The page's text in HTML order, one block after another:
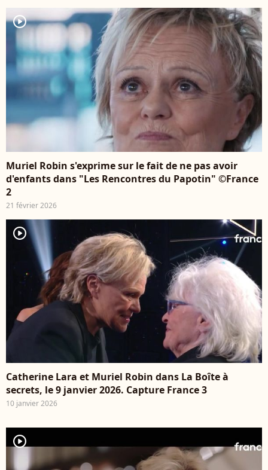
player2
Muriel Robin s'exprime sur le fait de ne pas avoir
d'enfants dans "Les Rencontres du Papotin" ©France
2
21 février 2026
player2
Catherine Lara et Muriel Robin dans La Boîte à
secrets, le 9 janvier 2026. Capture France 3
10 janvier 2026
player2